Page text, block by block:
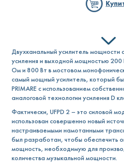
Двухканальный усилитель мощности
усиления и выходной мощностью 200
Ом и 800 Вт в мостовом
самый мощный усилитель, который
PRIMARE с использованием
аналоговой технологии усиления D
Фактически, UFPD 2 – это силовой
использован совершенно новый
настраиваемыми намотанными
был разработан, чтобы обеспечить
мощность, необходимую для
количества музыкальной мощности.